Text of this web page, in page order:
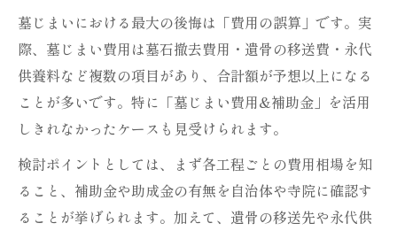
墓じまいにおける最大の後悔は「費用の誤算」です。実
際、墓じまい費用は墓石撤去費用・遺骨の移送費・永代
供養料など複数の項目があり、合計額が予想以上になる
ことが多いです。特に「墓じまい費用&補助金」を活用
しきれなかったケースも見受けられます。
検討ポイントとしては、まず各工程ごとの費用相場を知
ること、補助金や助成金の有無を自治体や寺院に確認す
ることが挙げられます。加えて、遺骨の移送先や永代供